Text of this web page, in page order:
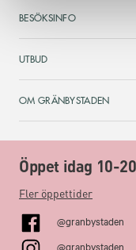
BESÖKSINFO
UTBUD
OM GRÄNBYSTADEN
Öppet idag 10-20
Fler öppettider
@granbystaden
@granbystaden